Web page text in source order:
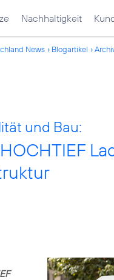
Nachhaltigkeit
News Blogartikel
und Bau: